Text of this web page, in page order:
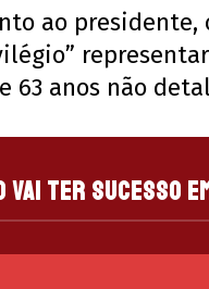
ao
63 anos não
vai ter sucesso